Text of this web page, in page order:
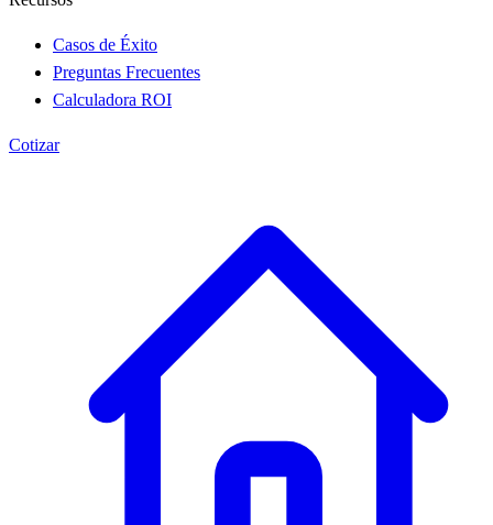
Casos de Éxito
Preguntas Frecuentes
Calculadora ROI
Cotizar